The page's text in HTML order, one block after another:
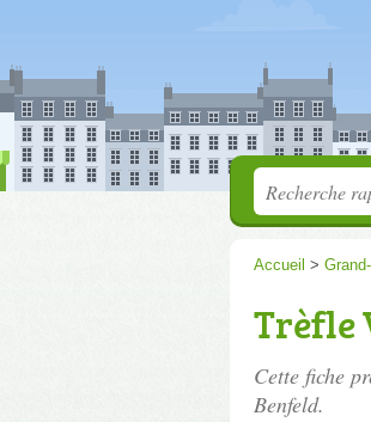
Accueil >
Trèfle
Cette fiche
Benfeld.